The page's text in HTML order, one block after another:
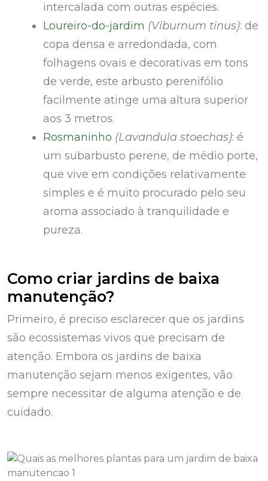
intercalada com outras espécies.
Loureiro-do-jardim (Viburnum tinus): de
copa densa e arredondada, com
folhagens ovais e decorativas em tons
de verde, este arbusto perenifólio
facilmente atinge uma altura superior
aos 3 metros.
Rosmaninho (Lavandula stoechas): é
um subarbusto perene, de médio porte,
que vive em condições relativamente
simples e é muito procurado pelo seu
aroma associado à tranquilidade e
pureza.
Como criar jardins de baixa
manutenção?
Primeiro, é preciso esclarecer que os jardins
são ecossistemas vivos que precisam de
atenção. Embora os jardins de baixa
manutenção sejam menos exigentes, vão
sempre necessitar de alguma atenção e de
cuidado.